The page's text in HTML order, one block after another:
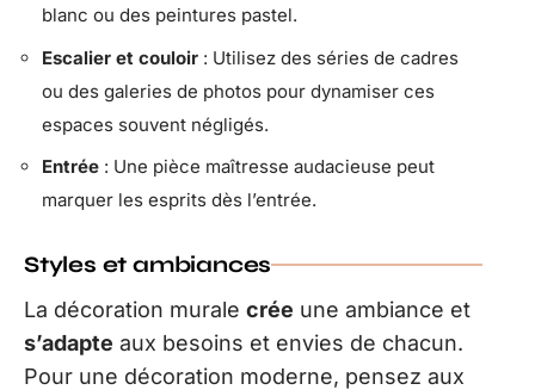
blanc ou des peintures pastel.
Escalier et couloir : Utilisez des séries de cadres
ou des galeries de photos pour dynamiser ces
espaces souvent négligés.
Entrée : Une pièce maîtresse audacieuse peut
marquer les esprits dès l’entrée.
Styles et ambiances
La décoration murale crée une ambiance et
s’adapte aux besoins et envies de chacun.
Pour une décoration moderne, pensez aux